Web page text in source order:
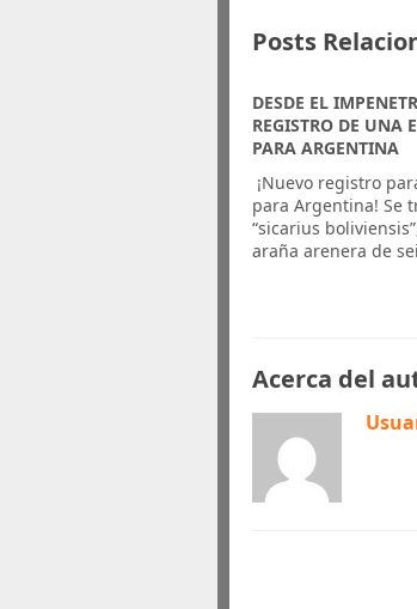
Posts
DESDE EL
REGISTRO DE UNA
PARA ARGENTINA
¡Nuevo registro
para Argentina! Se
“sicarius
araña arenera de
Acerca del